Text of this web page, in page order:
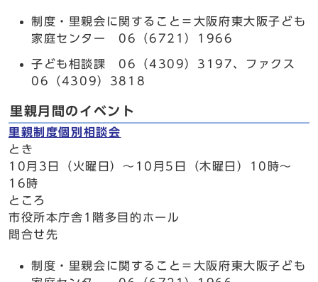
制度・里親会に関すること＝大阪府東大阪子ども
家庭センター 06（6721）1966
子ども相談課 06（4309）3197、ファクス
06（4309）3818
里親月間のイベント
里親制度個別相談会
とき
10月3日（火曜日）～10月5日（木曜日）10時～
16時
ところ
市役所本庁舎1階多目的ホール
問合せ先
制度・里親会に関すること＝大阪府東大阪子ども